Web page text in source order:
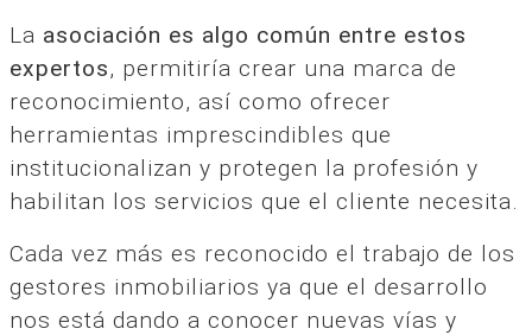
La asociación es algo común entre estos
expertos, permitiría crear una marca de
reconocimiento, así como ofrecer
herramientas imprescindibles que
institucionalizan y protegen la profesión y
habilitan los servicios que el cliente necesita.
Cada vez más es reconocido el trabajo de los
gestores inmobiliarios ya que el desarrollo
nos está dando a conocer nuevas vías y